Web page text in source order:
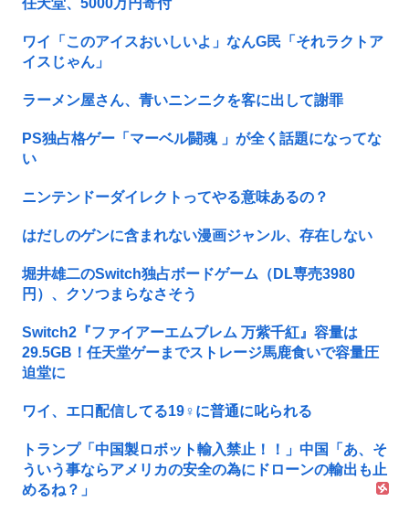
ワイ「このアイスおいしいよ」なんG民「それラクトア
イスじゃん」
ラーメン屋さん、青いニンニクを客に出して謝罪
PS独占格ゲー「マーベル闘魂 」が全く話題になってな
い
ニンテンドーダイレクトってやる意味あるの？
はだしのゲンに含まれない漫画ジャンル、存在しない
堀井雄二のSwitch独占ボードゲーム（DL専売3980
円）、クソつまらなさそう
Switch2『ファイアーエムブレム 万紫千紅』容量は
29.5GB！任天堂ゲーまでストレージ馬鹿食いで容量圧
迫堂に
ワイ、エ口配信してる19♀に普通に叱られる
トランプ「中国製ロボット輸入禁止！！」中国「あ、そ
ういう事ならアメリカの安全の為にドローンの輸出も止
めるね？」